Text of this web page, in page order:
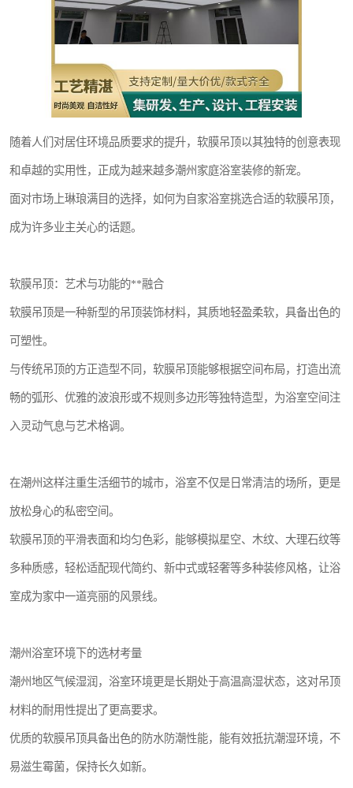
随着人们对居住环境品质要求的提升，软膜吊顶以其独特的创意表现
和卓越的实用性，正成为越来越多潮州家庭浴室装修的新宠。
面对市场上琳琅满目的选择，如何为自家浴室挑选合适的软膜吊顶，
成为许多业主关心的话题。
软膜吊顶：艺术与功能的**融合
软膜吊顶是一种新型的吊顶装饰材料，其质地轻盈柔软，具备出色的
可塑性。
与传统吊顶的方正造型不同，软膜吊顶能够根据空间布局，打造出流
畅的弧形、优雅的波浪形或不规则多边形等独特造型，为浴室空间注
入灵动气息与艺术格调。
在潮州这样注重生活细节的城市，浴室不仅是日常清洁的场所，更是
放松身心的私密空间。
软膜吊顶的平滑表面和均匀色彩，能够模拟星空、木纹、大理石纹等
多种质感，轻松适配现代简约、新中式或轻奢等多种装修风格，让浴
室成为家中一道亮丽的风景线。
潮州浴室环境下的选材考量
潮州地区气候湿润，浴室环境更是长期处于高温高湿状态，这对吊顶
材料的耐用性提出了更高要求。
优质的软膜吊顶具备出色的防水防潮性能，能有效抵抗潮湿环境，不
易滋生霉菌，保持长久如新。